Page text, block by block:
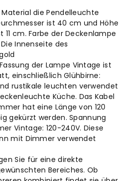
Material die Pendelleuchte
ist 40 cm und Höhe
cm. Farbe der Deckenlampe
Innenseite des
der Lampe Vintage ist
einschließlich Glühbirne:
rustikale leuchten verwendet
Küche. Das Kabel
hat eine Länge von 120
gekürzt werden. Spannung
Vintage: 120-240V. Diese
mit Dimmer verwendet
Sie für eine direkte
Bereiches. Ob